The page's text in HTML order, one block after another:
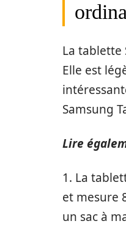
La tablette
Elle est
Samsung
Lire
1. La
et mesure
un sac à